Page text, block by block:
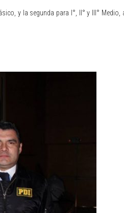
y la segunda para I°, II° y III°